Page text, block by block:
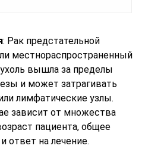
: Рак предстательной
местнораспространенный
вышла за пределы
и может затрагивать
лимфатические узлы.
зависит от множества
пациента, общее
ответ на лечение.